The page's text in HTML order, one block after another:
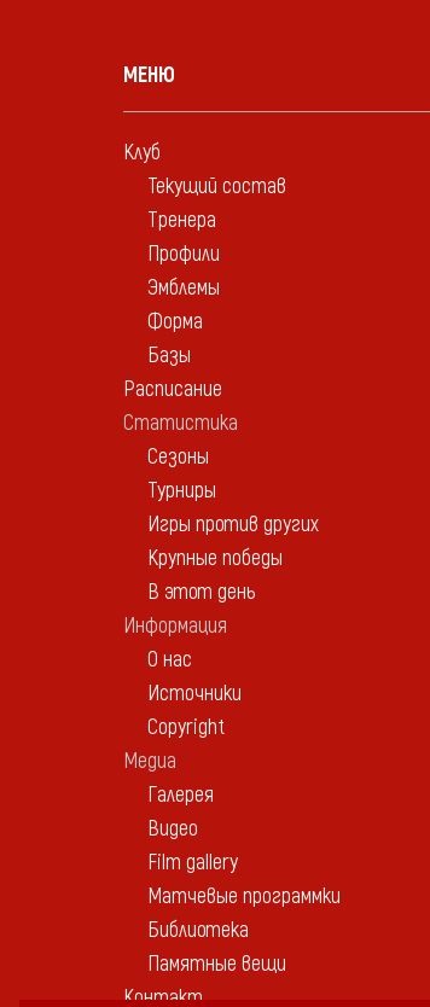
МЕНЮ
Клуб
Текущий состав
Тренера
Профили
Эмблемы
Форма
Базы
Расписание
Статистика
Сезоны
Турниры
Игры против других
Крупные победы
В этот день
Информация
О нас
Источники
Copyright
Медиа
Галерея
Видео
Film gallery
Матчевые программки
Библиотека
Памятные вещи
Контакт